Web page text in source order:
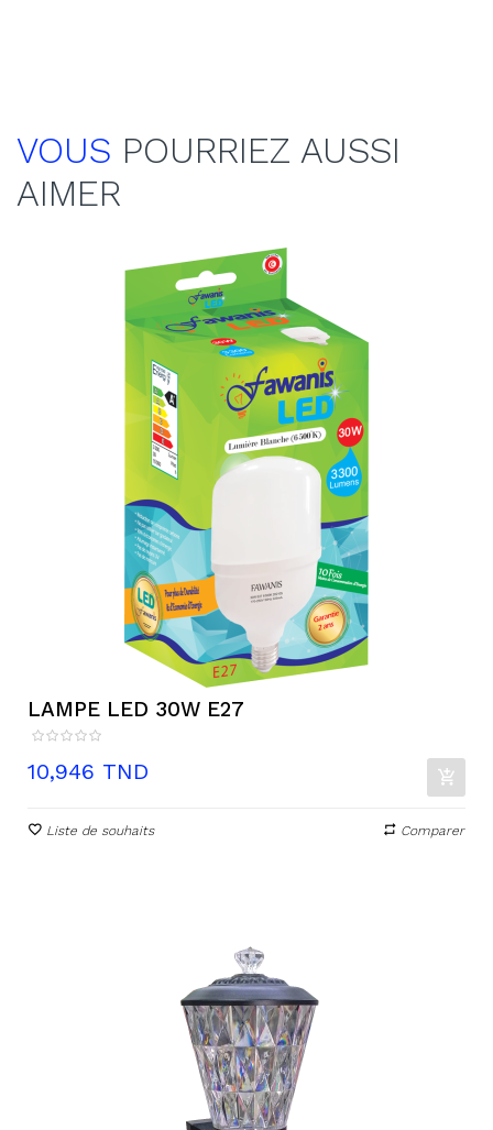
VOUS POURRIEZ AUSSI
AIMER
LAMPE LED 30W E27
Prix
10,946 TND
Liste de souhaits Comparer